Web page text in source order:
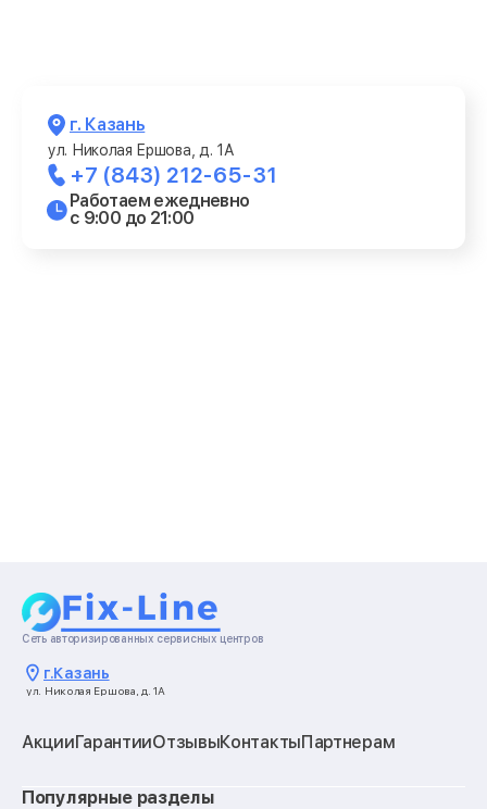
г. Казань
ул. Николая Ершова, д. 1А
+7 (843) 212-65-31
Работаем ежедневно
с 9:00 до 21:00
Сеть авторизированных сервисных центров
г.Казань
ул. Николая Ершова, д. 1А
АкцииГарантииОтзывыКонтактыПартнерам
Популярные разделы